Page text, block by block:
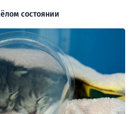
состоянии